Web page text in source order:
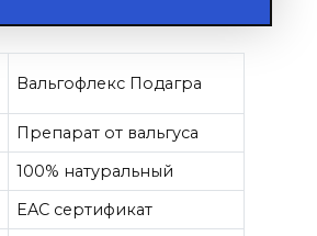
Вальгофлекс Подагра
Препарат от вальгуса
100% натуральный
EAC сертификат